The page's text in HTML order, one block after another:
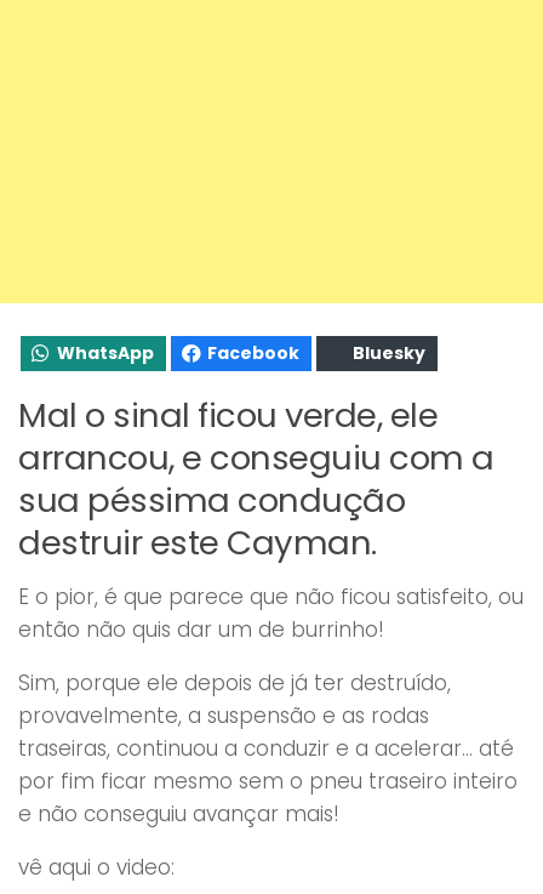
WhatsApp Facebook Bluesky
Mal o sinal ficou verde, ele
arrancou, e conseguiu com a
sua péssima condução
destruir este Cayman.
E o pior, é que parece que não ficou satisfeito, ou
então não quis dar um de burrinho!
Sim, porque ele depois de já ter destruído,
provavelmente, a suspensão e as rodas
traseiras, continuou a conduzir e a acelerar… até
por fim ficar mesmo sem o pneu traseiro inteiro
e não conseguiu avançar mais!
vê aqui o video: